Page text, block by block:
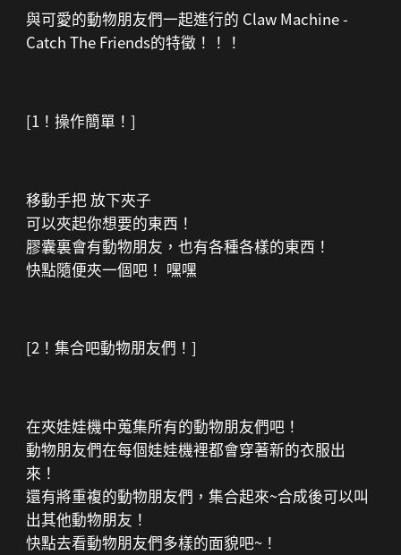
與可愛的動物朋友們一起進行的 Claw Machine -
Catch The Friends的特徵！！！
[1！操作簡單！]
移動手把 放下夾子
可以夾起你想要的東西！
膠囊裏會有動物朋友，也有各種各樣的東西！
快點隨便夾一個吧！ 嘿嘿
[2！集合吧動物朋友們！]
在夾娃娃機中蒐集所有的動物朋友們吧！
動物朋友們在每個娃娃機裡都會穿著新的衣服出
來！
還有將重複的動物朋友們，集合起來~合成後可以叫
出其他動物朋友！
快點去看動物朋友們多樣的面貌吧~！